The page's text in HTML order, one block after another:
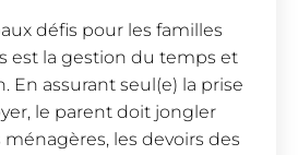
défis pour les familles
est la gestion du temps et
En assurant seul(e) la prise
le parent doit jongler
les devoirs des